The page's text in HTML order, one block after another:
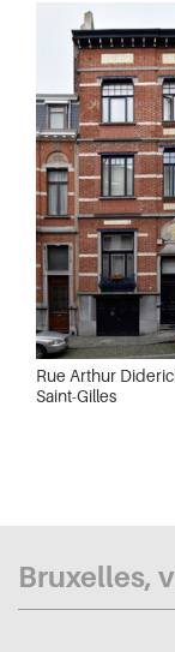
Rue Arthur
Saint-Gilles
Bruxelles,